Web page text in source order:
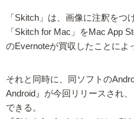
「Skitch」は、画像に注釈をつ
「Skitch for Mac」をMac App
のEvernoteが買収したことによ
それと同時に、同ソフトの
Android』が今回リリースされ
できる。